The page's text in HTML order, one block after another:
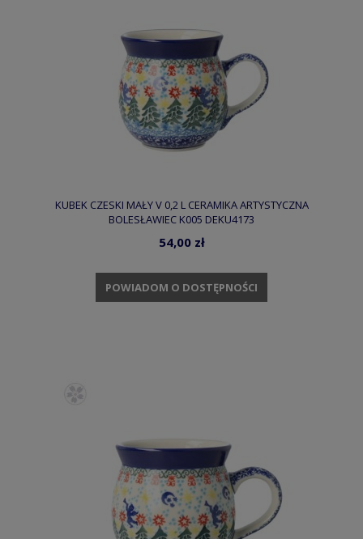
KUBEK CZESKI MAŁY V 0,2 L CERAMIKA ARTYSTYCZNA
BOLESŁAWIEC K005 DEKU4173
54,00 zł
POWIADOM O DOSTĘPNOŚCI